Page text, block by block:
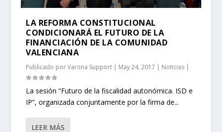
LA REFORMA CONSTITUCIONAL
CONDICIONARÁ EL FUTURO DE LA
FINANCIACIÓN DE LA COMUNIDAD
VALENCIANA
Publicado porVarona Support | May 24, 2017 | Noticias |
La sesión “Futuro de la fiscalidad autonómica. ISD e
IP”, organizada conjuntamente por la firma de...
LEER MÁS